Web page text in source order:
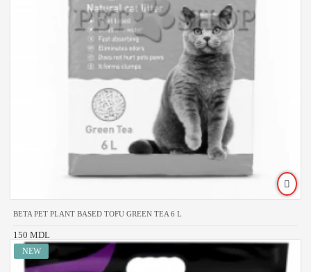
BETA PET PLANT BASED TOFU GREEN TEA 6 L
150 MDL